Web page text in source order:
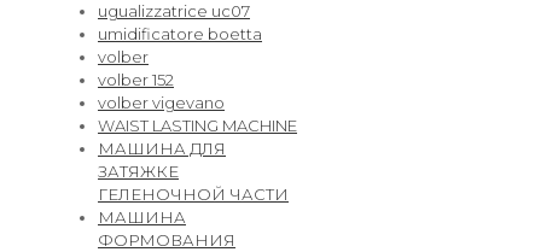
ugualizzatrice uc07
umidificatore boetta
volber
volber 152
volber vigevano
WAIST LASTING MACHINE
МАШИНА ДЛЯ
ЗАТЯЖКЕ
ГЕЛЕНОЧНОЙ ЧАСТИ
МАШИНА
ФОРМОВАНИЯ